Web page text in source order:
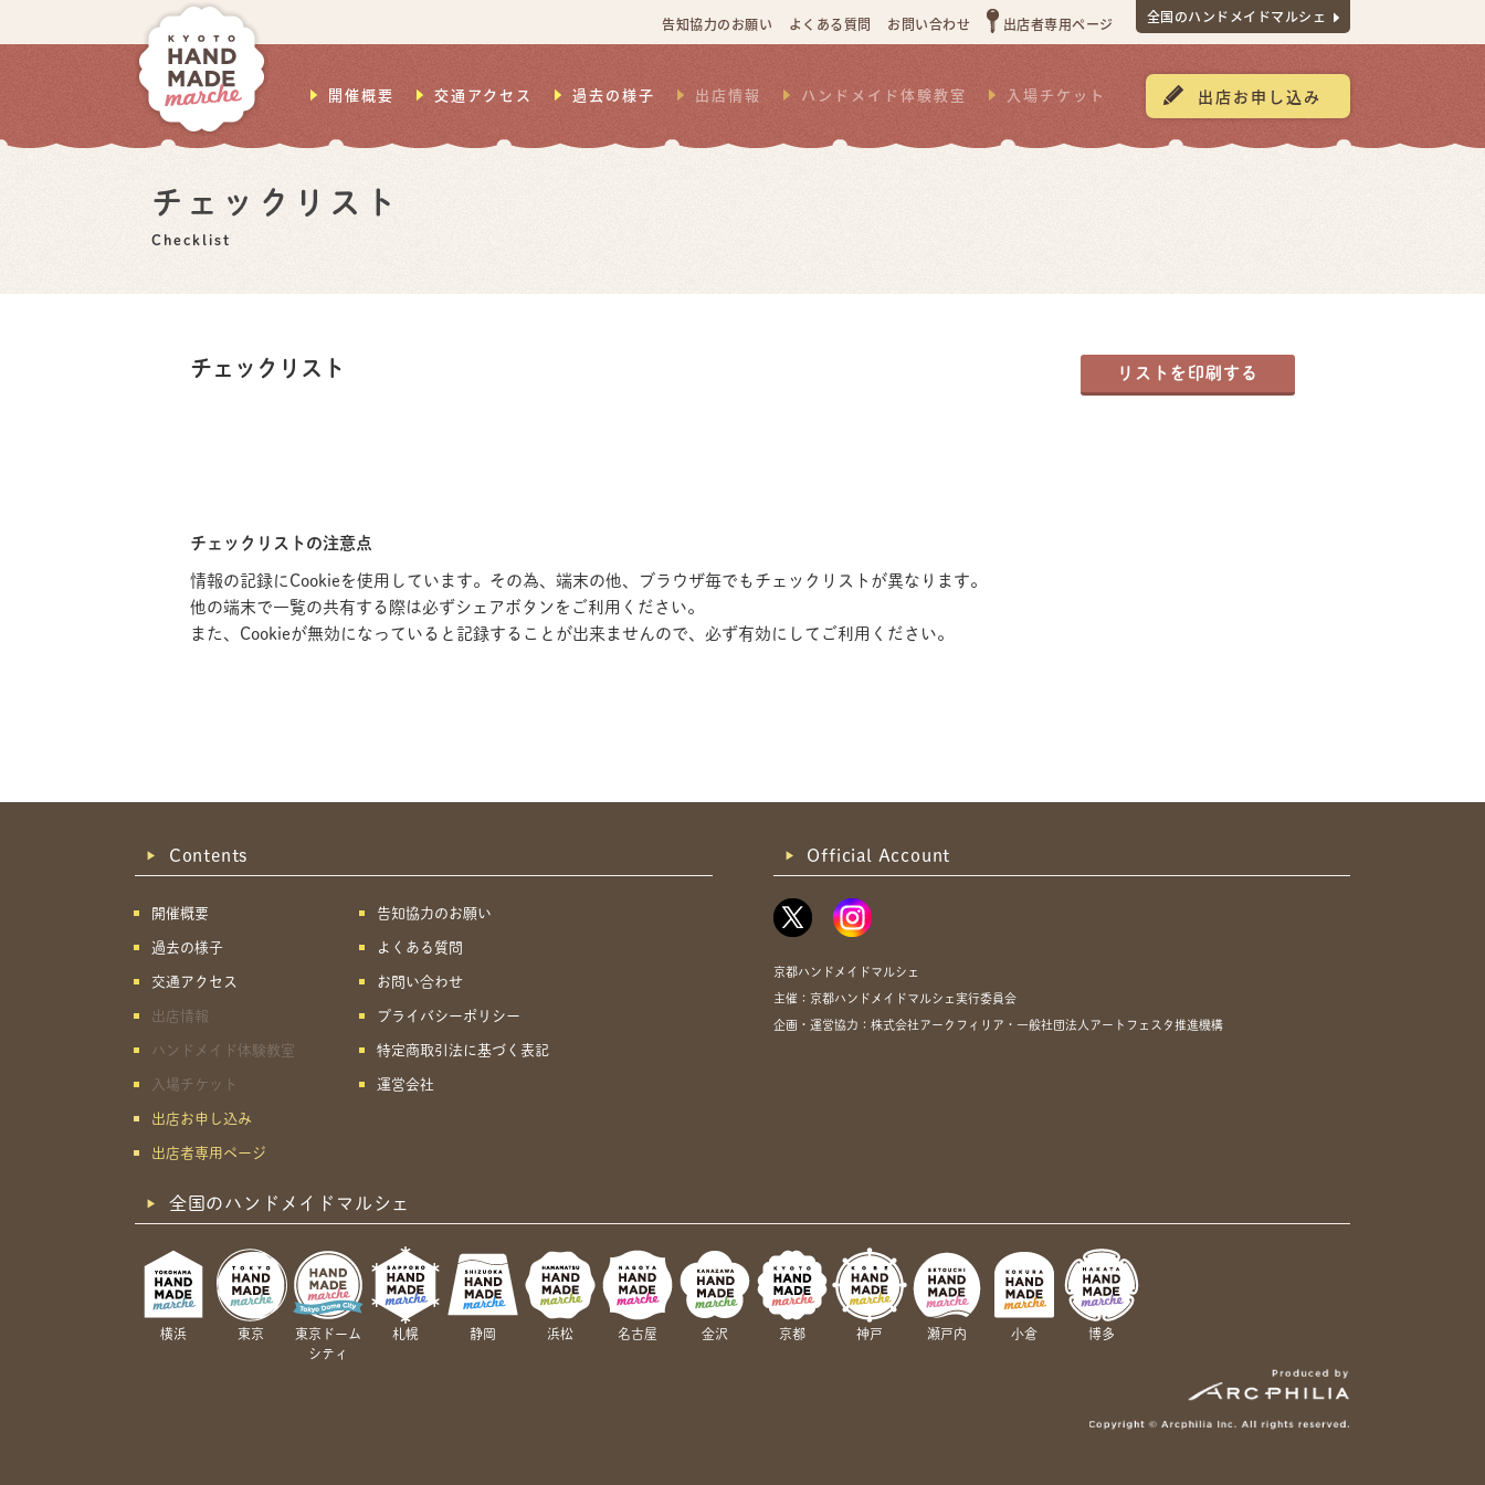
告知協力のお願い よくある質問 お問い合わせ 出店者専用ページ 全国のハンドメイドマルシェ
開催概要 交通アクセス 過去の様子 出店情報 ハンドメイド体験教室 入場チケット 出店お申し込み
チェックリスト
Checklist
チェックリスト リストを印刷する
チェックリストの注意点
情報の記録にCookieを使用しています。その為、端末の他、ブラウザ毎でもチェックリストが異なります。
他の端末で一覧の共有する際は必ずシェアボタンをご利用ください。
また、Cookieが無効になっていると記録することが出来ませんので、必ず有効にしてご利用ください。
Contents
開催概要
過去の様子
交通アクセス
出店情報
ハンドメイド体験教室
入場チケット
出店お申し込み
出店者専用ページ
告知協力のお願い
よくある質問
お問い合わせ
プライバシーポリシー
特定商取引法に基づく表記
運営会社
Official Account
京都ハンドメイドマルシェ
主催：京都ハンドメイドマルシェ実行委員会
企画・運営協力：株式会社アークフィリア・一般社団法人アートフェスタ推進機構
全国のハンドメイドマルシェ
横浜 東京
東京ドーム
シティ
札幌 静岡 浜松 名古屋 金沢 京都 神戸 瀬戸内 小倉 博多